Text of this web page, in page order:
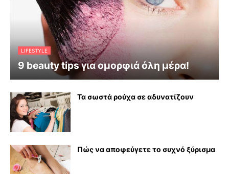
LIFESTYLE
9 beauty tips για ομορφιά όλη μέρα!
Τα σωστά ρούχα σε αδυνατίζουν
Πώς να αποφεύγετε το συχνό ξύρισμα